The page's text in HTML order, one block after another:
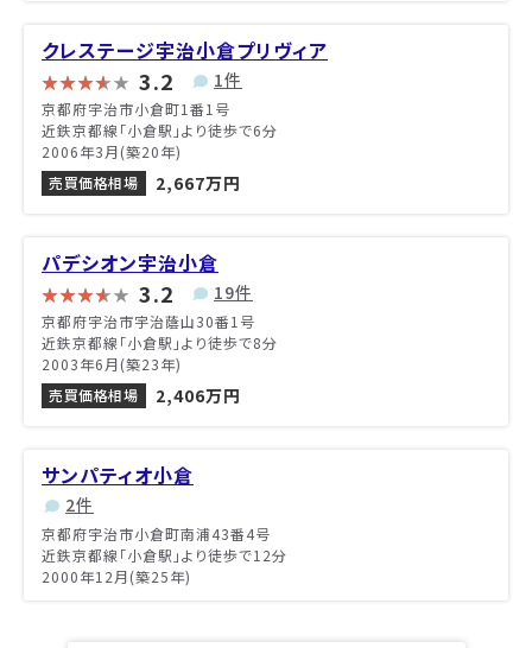
クレステージ宇治小倉プリヴィア
3.2 1件
京都府宇治市小倉町1番1号
近鉄京都線「小倉駅」より徒歩で6分
2006年3月(築20年)
売買価格相場
2,667万円
パデシオン宇治小倉
3.2 19件
京都府宇治市宇治蔭山30番1号
近鉄京都線「小倉駅」より徒歩で8分
2003年6月(築23年)
売買価格相場
2,406万円
サンパティオ小倉
2件
京都府宇治市小倉町南浦43番4号
近鉄京都線「小倉駅」より徒歩で12分
2000年12月(築25年)